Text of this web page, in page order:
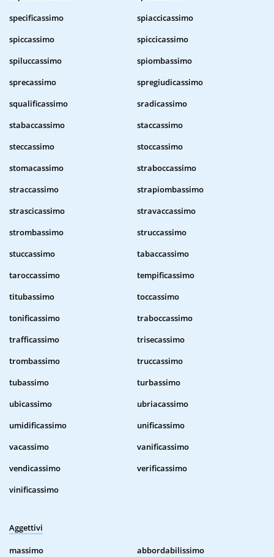
specificassimo
spiaccicassimo
spiccassimo
spiccicassimo
spiluccassimo
spiombassimo
sprecassimo
spregiudicassimo
squalificassimo
sradicassimo
stabaccassimo
staccassimo
steccassimo
stoccassimo
stomacassimo
straboccassimo
straccassimo
strapiombassimo
strascicassimo
stravaccassimo
strombassimo
struccassimo
stuccassimo
tabaccassimo
taroccassimo
tempificassimo
titubassimo
toccassimo
tonificassimo
traboccassimo
trafficassimo
trisecassimo
trombassimo
truccassimo
tubassimo
turbassimo
ubicassimo
ubriacassimo
umidificassimo
unificassimo
vacassimo
vanificassimo
vendicassimo
verificassimo
vinificassimo
Aggettivi
massimo abbordabilissimo